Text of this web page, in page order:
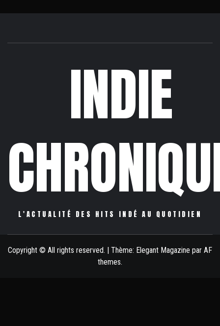
INDIE
L'ACTUALITÉ DES HITS INDÉ AU QUOTIDIEN
Copyright © All rights reserved. Thème: Elegant Magazine par AF
themes.